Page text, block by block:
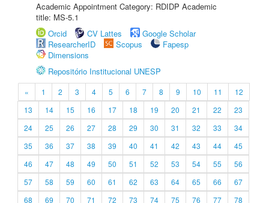
Academic Appointment Category: RDIDP Academic
title: MS-5.1
Orcid
CV Lattes
Google Scholar
ResearcherID
Scopus
Fapesp
Dimensions
Repositório Institucional UNESP
« 1 2 3 4 5 6 7 8 9 10 11
12
13
14 15 16 17 18 19 20 21 22
23
24
25 26 27 28 29 30 31 32 33
34
35
36 37 38 39 40 41 42 43 44
45
46
47 48 49 50 51 52 53 54 55
56
57
58 59 60 61 62 63 64 65 66
67
68
69 70 71 72 73 74 75 76 77
78